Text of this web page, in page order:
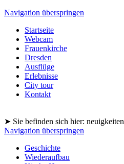
Navigation überspringen
Startseite
Webcam
Frauenkirche
Dresden
Ausflüge
Erlebnisse
City tour
Kontakt
➤ Sie befinden sich hier: neuigkeiten
Navigation überspringen
Geschichte
Wiederaufbau